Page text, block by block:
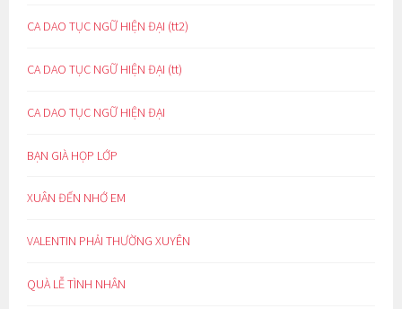
CA DAO TỤC NGỮ HIỆN ĐẠI (tt2)
CA DAO TỤC NGỮ HIỆN ĐẠI (tt)
CA DAO TỤC NGỮ HIỆN ĐẠI
BẠN GIÀ HỌP LỚP
XUÂN ĐẾN NHỚ EM
VALENTIN PHẢI THƯỜNG XUYÊN
QUÀ LỄ TÌNH NHÂN